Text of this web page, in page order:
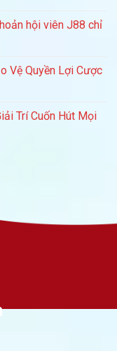
hội viên J88 chỉ
Vệ Quyền Lợi Cược
Trí Cuốn Hút Mọi